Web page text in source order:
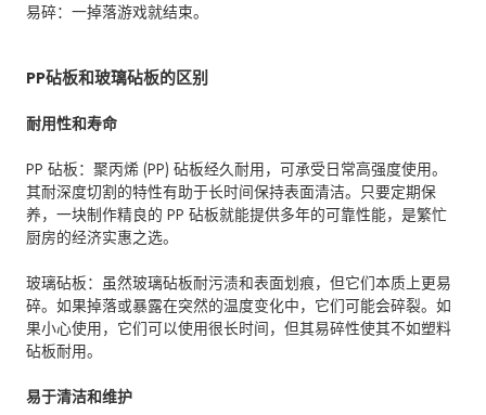
易碎：一掉落游戏就结束。
PP砧板和玻璃砧板的区别
耐用性和寿命
PP 砧板：聚丙烯 (PP) 砧板经久耐用，可承受日常高强度使用。
其耐深度切割的特性有助于长时间保持表面清洁。只要定期保
养，一块制作精良的 PP 砧板就能提供多年的可靠性能，是繁忙
厨房的经济实惠之选。
玻璃砧板：虽然玻璃砧板耐污渍和表面划痕，但它们本质上更易
碎。如果掉落或暴露在突然的温度变化中，它们可能会碎裂。如
果小心使用，它们可以使用很长时间，但其易碎性使其不如塑料
砧板耐用。
易于清洁和维护